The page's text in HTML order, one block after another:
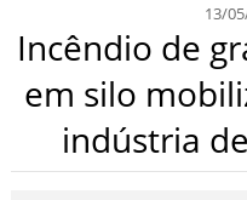
13/
Incêndio de
em silo
indústria